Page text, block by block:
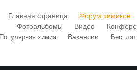
Главная страница Форум химиков
Фотоальбомы Видео
Популярная химия Вакансии